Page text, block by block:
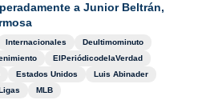
a Junior Beltrán,
Internacionales
Deultimominuto
ElPeriódicodelaVerdad
Estados Unidos
Luis Abinader
MLB